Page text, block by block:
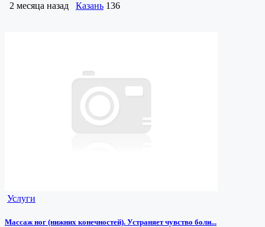
2 месяца назад Казань 136
Услуги
Массаж ног (нижних конечностей). Устраняет чувство боли...